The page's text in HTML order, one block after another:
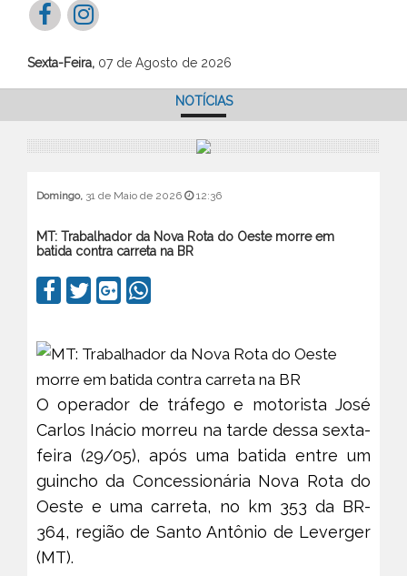
Sexta-Feira, 07 de Agosto de 2026
NOTÍCIAS
Domingo, 31 de Maio de 2026 12:36
MT: Trabalhador da Nova Rota do Oeste morre em
batida contra carreta na BR
O operador de tráfego e motorista José
Carlos Inácio morreu na tarde dessa sexta-
feira (29/05), após uma batida entre um
guincho da Concessionária Nova Rota do
Oeste e uma carreta, no km 353 da BR-
364, região de Santo Antônio de Leverger
(MT).